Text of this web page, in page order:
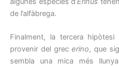
de l’alfàbrega.
Finalment, la tercera
provenir del grecerino, que
sembla una mica més